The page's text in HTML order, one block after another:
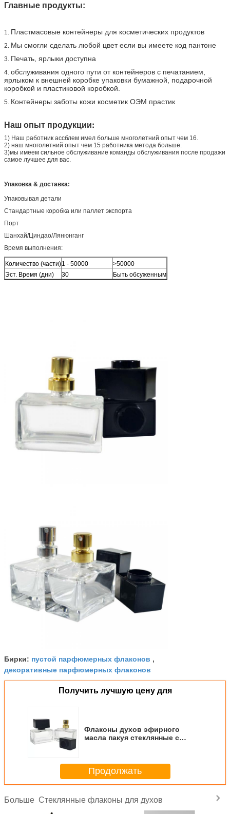
Главные продукты:
1. Пластмасовые контейнеры для косметических продуктов
2. Мы смогли сделать любой цвет если вы имеете код пантоне
3. Печать, ярлыки доступна
4. обслуживания одного пути от контейнеров с печатанием,
ярлыком к внешней коробке упаковки бумажной, подарочной
коробкой и пластиковой коробкой.
5. Контейнеры заботы кожи косметик ОЭМ прастик
Наш опыт продукции:
1) Наш работник ассблем имел больше многолетний опыт чем 16.
2) наш многолетний опыт чем 15 работника метода больше.
3)мы имеем сильное обслуживание команды обслуживания после продажи
самое лучшее для вас.
Упаковка & доставка:
Упаковывая детали
Стандартные коробка или паллет экспорта
Порт
Шанхай/Циндао/Лянюнганг
Время выполнения:
Количество (части)1 - 50000
>50000
Эст. Время (дни)
30 Быть обсуженным
Бирки: пустой парфюмерных флаконов ,
декоративные парфюмерных флаконов
Получить лучшую цену для
Флаконы духов эфирного
масла пакуя стеклянные с
Продолжать
Больше Стеклянные флаконы для духов